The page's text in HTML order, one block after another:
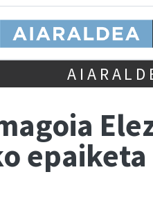
epaiketa